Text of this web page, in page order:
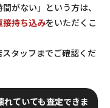
がない」という方は、
接持ち込みをいただくこ
タッフまでご確認くだ
ていても査定できま